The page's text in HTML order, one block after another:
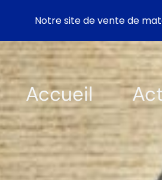
Accueil
Notre site de vente de